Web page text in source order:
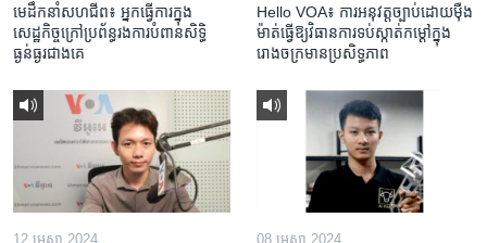
មេដឹកនាំសហជីព៖ អ្នកធ្វើការក្នុង
សេដ្ឋកិច្ចក្រៅប្រព័ន្ធរងការបំពានសិទ្ធិ
ធ្ងន់ធ្ងរជាងគេ
Hello VOA៖ ការអនុវត្ត​ច្បាប់​ដោយ​ម៉ឺង
ម៉ាត់​ធ្វើ​ឱ្យ​វិធានការ​ទប់ស្កាត់​កម្តៅ​ក្នុង​
រោងចក្រ​មាន​ប្រសិទ្ធភាព​​
12 មេសា 2024 08 មេសា 2024